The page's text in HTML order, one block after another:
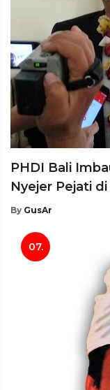
PHDI Bali
Nyejer Pejati
By GusAr
07.